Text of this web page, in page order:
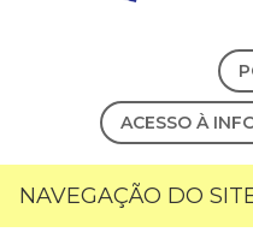
ACESSO À
NAVEGAÇÃO DO